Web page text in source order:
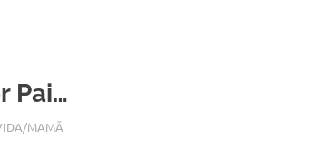
Pai…
4, 2017
MAMÃ